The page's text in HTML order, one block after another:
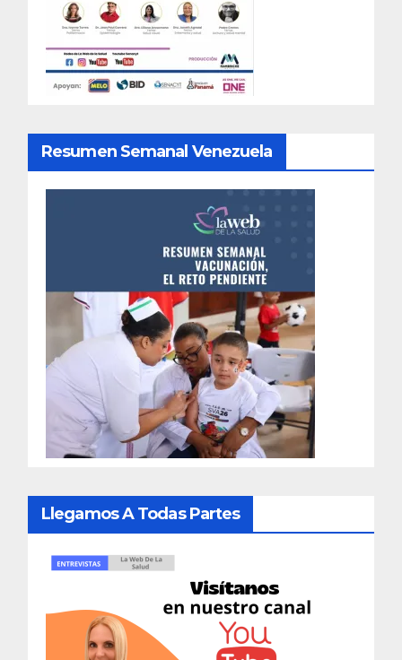
Resumen Semanal Venezuela
Llegamos A Todas Partes